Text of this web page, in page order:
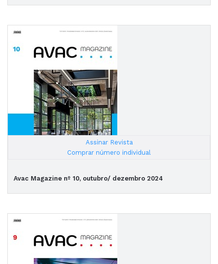
Assinar Revista
Comprar número individual
Avac Magazine nº 10, outubro/ dezembro 2024